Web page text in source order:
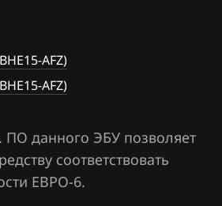
AFZ)
AFZ)
AFZ)
ПО данного ЭБУ позволяет
соответствовать
ЕВРО-6.